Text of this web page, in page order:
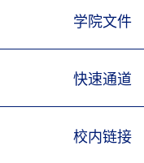
学院文件
快速通道
校内链接